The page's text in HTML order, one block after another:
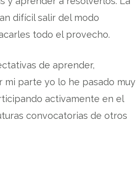
difícil salir del modo
todo el provecho.
de aprender,
mi parte yo lo he pasado muy
activamente en el
convocatorias de otros